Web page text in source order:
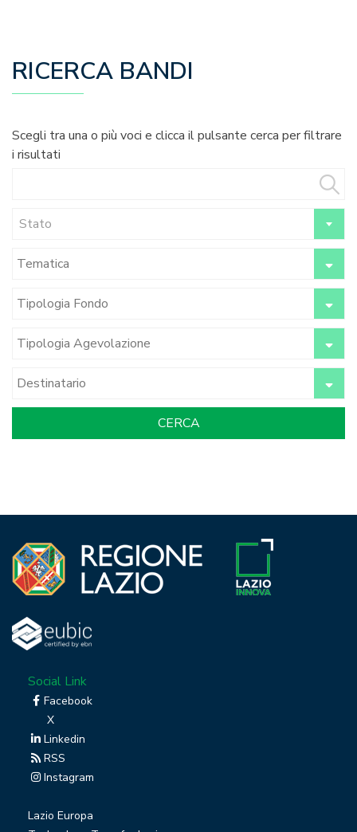
RICERCA BANDI
Scegli tra una o più voci e clicca il pulsante cerca per filtrare
i risultati
Stato
Social Link
Facebook
X
Linkedin
RSS
Instagram
Lazio Europa